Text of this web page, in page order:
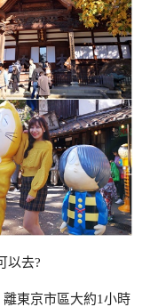
以去?
離東京市區大約1小時